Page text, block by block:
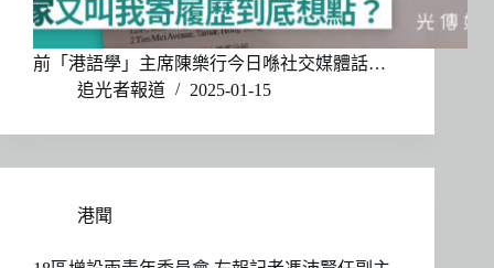
前「港語學」主席陳樂行今日喺社交媒體話…
追光者報道
2025-01-15
港聞